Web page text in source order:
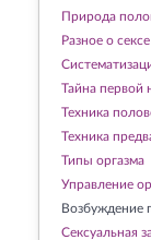
Природа
Разное о сексе
Тайна первой
Техника
Техника
Типы оргазма
Управление
Возбуждение
Сексуальная